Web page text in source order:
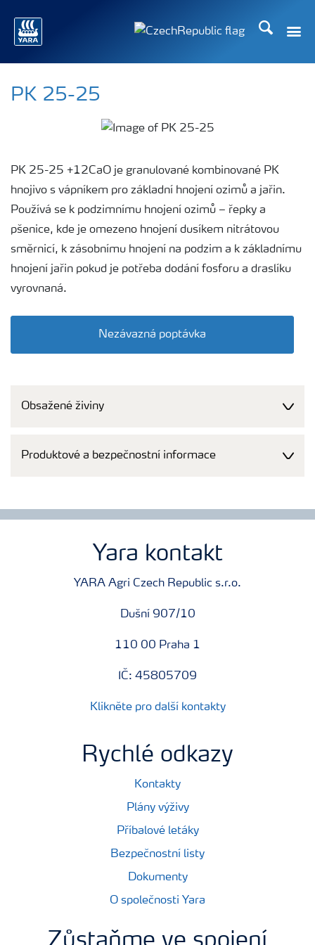
Hledat
PK 25-25
PK 25-25 +12CaO je granulované kombinované PK
hnojivo s vápníkem pro základní hnojení ozimů a jařin.
Používá se k podzimnímu hnojení ozimů – řepky a
pšenice, kde je omezeno hnojení dusíkem nitrátovou
směrnicí, k zásobnímu hnojení na podzim a k základnímu
hnojení jařin pokud je potřeba dodání fosforu a draslíku
vyrovnaná.
Nezávazná poptávka
Obsažené živiny
Produktové a bezpečnostní informace
Yara kontakt
YARA Agri Czech Republic s.r.o.
Dušní 907/10
110 00 Praha 1
IČ: 45805709
Klikněte pro další kontakty
Rychlé odkazy
Kontakty
Plány výživy
Příbalové letáky
Bezpečnostní listy
Dokumenty
O společnosti Yara